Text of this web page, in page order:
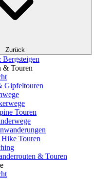
Zurück
& Touren
Gipfeltouren
Touren
Touren
& Touren